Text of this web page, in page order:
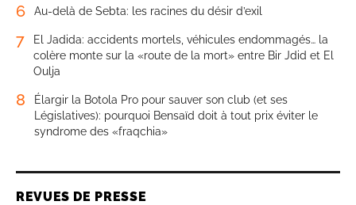
6 Au-delà de Sebta: les racines du désir d’exil
7
El Jadida: accidents mortels, véhicules endommagés… la
colère monte sur la «route de la mort» entre Bir Jdid et El
Oulja
8
Élargir la Botola Pro pour sauver son club (et ses
Législatives): pourquoi Bensaïd doit à tout prix éviter le
syndrome des «fraqchia»
REVUES DE PRESSE